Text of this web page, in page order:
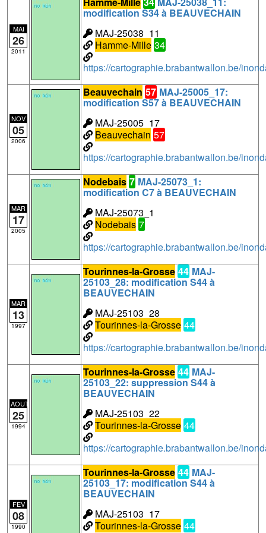
MAI
26
2011
modification S34 à BEAUVECHAIN
MAJ-25038_11
Hamme-Mille 34
https://cartographie.brabantwallon.be/
NOV
05
2006
Beauvechain 57 MAJ-25005_17:
modification S57 à BEAUVECHAIN
MAJ-25005_17
Beauvechain 57
https://cartographie.brabantwallon.be/
MAR
17
2005
Nodebais 7 MAJ-25073_1:
modification C7 à BEAUVECHAIN
MAJ-25073_1
Nodebais 7
https://cartographie.brabantwallon.be/
MAR
13
1997
Tourinnes-la-Grosse 44 MAJ-
25103_28: modification S44 à
BEAUVECHAIN
MAJ-25103_28
Tourinnes-la-Grosse 44
https://cartographie.brabantwallon.be/
AOUT
25
1994
Tourinnes-la-Grosse 44 MAJ-
25103_22: suppression S44 à
BEAUVECHAIN
MAJ-25103_22
Tourinnes-la-Grosse 44
https://cartographie.brabantwallon.be/
FEV
08
1990
Tourinnes-la-Grosse 44 MAJ-
25103_17: modification S44 à
BEAUVECHAIN
MAJ-25103_17
Tourinnes-la-Grosse 44